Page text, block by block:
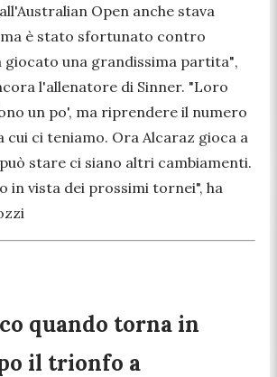
Open anche stava
è stato sfortunato contro
giocato una grandissima partita",
l'allenatore di Sinner. "Loro
un po', ma riprendere il numero
cui ci teniamo. Ora Alcaraz gioca a
stare ci siano altri cambiamenti.
in vista dei prossimi tornei", ha
quando torna in
il trionfo a